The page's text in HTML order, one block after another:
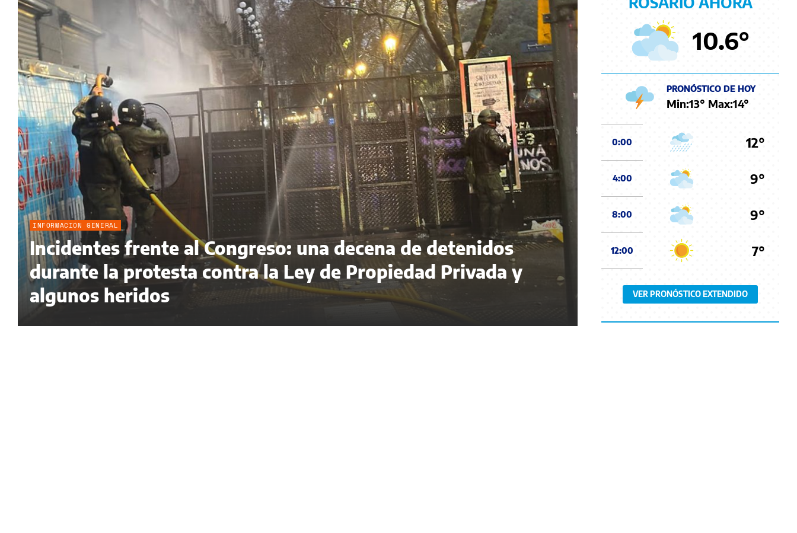
INFORMACIÓN GENERAL
Incidentes frente al Congreso: una decena de detenidos
durante la protesta contra la Ley de Propiedad Privada y
algunos heridos
10.6°
PRONÓSTICO DE HOY
Min:13° Max:14°
0:00 12°
4:00 9°
8:00 9°
12:00 7°
VER PRONÓSTICO EXTENDIDO